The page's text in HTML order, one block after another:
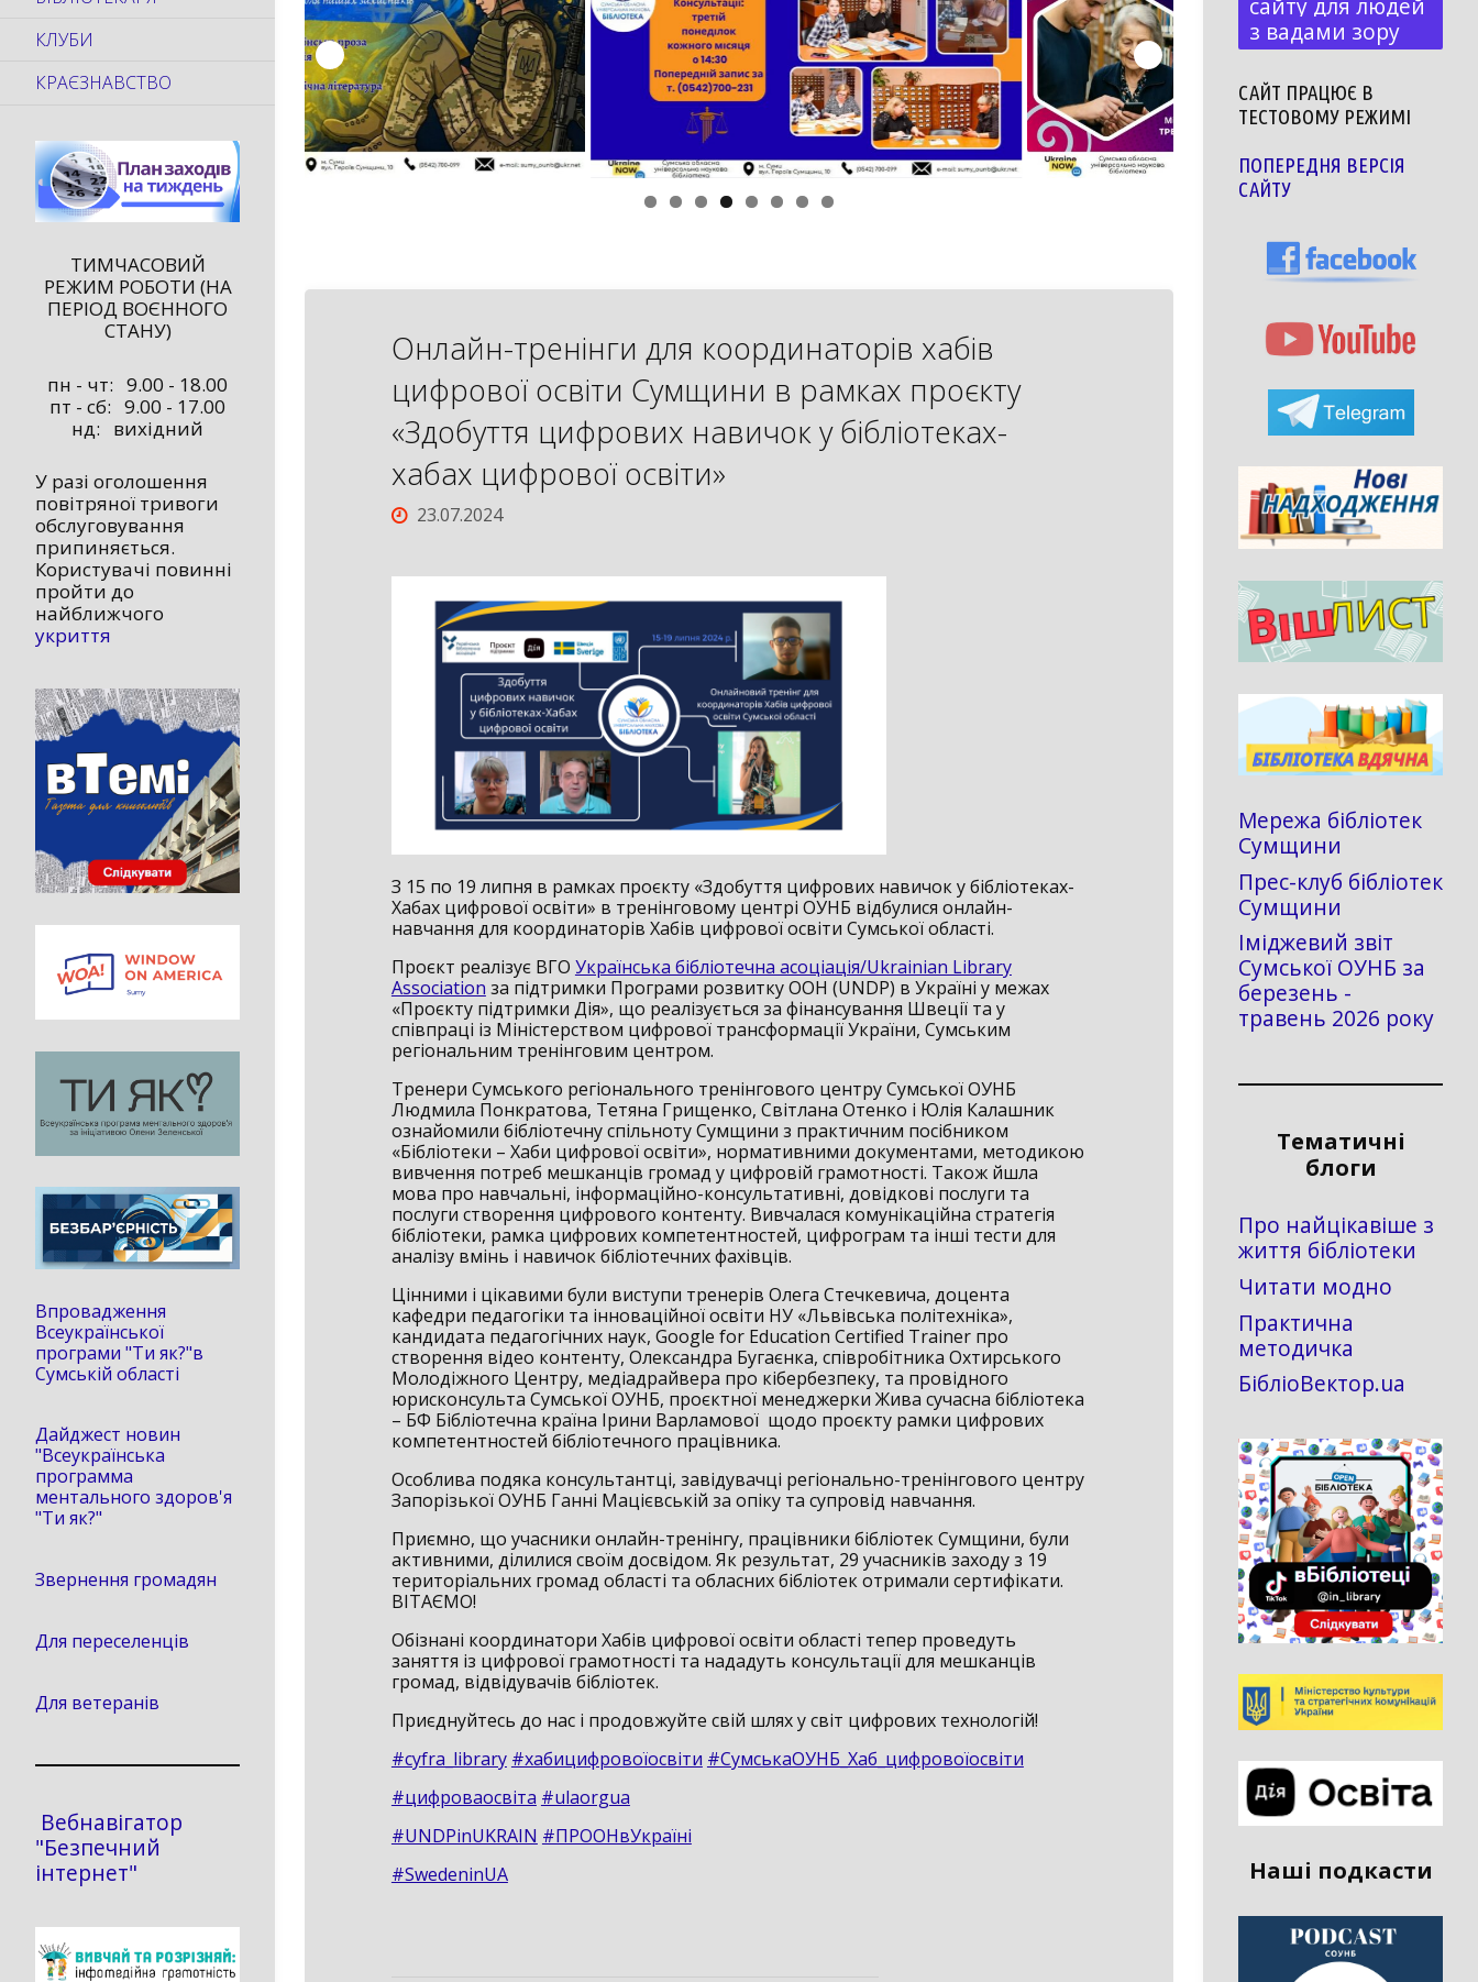
Онлайн-тренінги для координаторів хабів
цифрової освіти Сумщини в рамках проєкту
«Здобуття цифрових навичок у бібліотеках-
хабах цифрової освіти»
23.07.2024
З 15 по 19 липня в рамках проєкту «Здобуття цифрових навичок у бібліотеках-
Хабах цифрової освіти» в тренінговому центрі ОУНБ відбулися онлайн-
навчання для координаторів Хабів цифрової освіти Сумської області.
Проєкт реалізує ВГО Українська бібліотечна асоціація/Ukrainian Library
Association за підтримки Програми розвитку ООН (UNDP) в Україні у межах
«Проєкту підтримки Дія», що реалізується за фінансування Швеції та у
співпраці із Міністерством цифрової трансформації України, Сумським
регіональним тренінговим центром.
Тренери Сумського регіонального тренінгового центру Сумської ОУНБ
Людмила Понкратова, Тетяна Грищенко, Світлана Отенко і Юлія Калашник
ознайомили бібліотечну спільноту Сумщини з практичним посібником
«Бібліотеки – Хаби цифрової освіти», нормативними документами, методикою
вивчення потреб мешканців громад у цифровій грамотності. Також йшла
мова про навчальні, інформаційно-консультативні, довідкові послуги та
послуги створення цифрового контенту. Вивчалася комунікаційна стратегія
бібліотеки, рамка цифрових компетентностей, цифрограм та інші тести для
аналізу вмінь і навичок бібліотечних фахівців.
Цінними і цікавими були виступи тренерів Олега Стечкевича, доцента
кафедри педагогіки та інноваційної освіти НУ «Львівська політехніка»,
кандидата педагогічних наук, Google for Education Certified Trainer про
створення відео контенту, Олександра Бугаєнка, співробітника Охтирського
Молодіжного Центру, медіадрайвера про кібербезпеку, та провідного
юрисконсульта Сумської ОУНБ, проєктної менеджерки Жива сучасна бібліотека
– БФ Бібліотечна країна Ірини Варламової щодо проєкту рамки цифрових
компетентностей бібліотечного працівника.
Особлива подяка консультантці, завідувачці регіонально-тренінгового центру
Запорізької ОУНБ Ганні Мацієвській за опіку та супровід навчання.
Приємно, що учасники онлайн-тренінгу, працівники бібліотек Сумщини, були
активними, ділилися своїм досвідом. Як результат, 29 учасників заходу з 19
територіальних громад області та обласних бібліотек отримали сертифікати.
ВІТАЄМО!
Обізнані координатори Хабів цифрової освіти області тепер проведуть
заняття із цифрової грамотності та нададуть консультації для мешканців
громад, відвідувачів бібліотек.
Приєднуйтесь до нас і продовжуйте свій шлях у світ цифрових технологій!
#cyfra_library #хабицифровоїосвіти #СумськаОУНБ_Хаб_цифровоїосвіти
#цифроваосвіта #ulaorgua
#UNDPinUKRAIN #ПРООНвУкраїні
#SwedeninUA
КЛУБИ
КРАЄЗНАВСТВО
ТИМЧАСОВИЙ
РЕЖИМ РОБОТИ (НА
ПЕРІОД ВОЄННОГО
СТАНУ)
пн - чт: 9.00 - 18.00
пт - сб: 9.00 - 17.00
нд: вихідний
У разі оголошення
повітряної тривоги
обслуговування
припиняється.
Користувачі повинні
пройти до
найближчого
укриття
Впровадження
Всеукраїнської
програми "Ти як?"в
Сумській області
Дайджест новин
"Всеукраїнська
программа
ментального здоров'я
"Ти як?"
Звернення громадян
Для переселенців
Для ветеранів
Вебнавігатор
"Безпечний
інтернет"
з вадами зору
САЙТ ПРАЦЮЄ В
ТЕСТОВОМУ РЕЖИМІ
ПОПЕРЕДНЯ ВЕРСІЯ
САЙТУ
Мережа бібліотек
Сумщини
Прес-клуб бібліотек
Сумщини
Іміджевий звіт
Сумської ОУНБ за
березень -
травень 2026 року
Тематичні
блоги
Про найцікавіше з
життя бібліотеки
Читати модно
Практична
методичка
БібліоВектор.ua
Наші подкасти